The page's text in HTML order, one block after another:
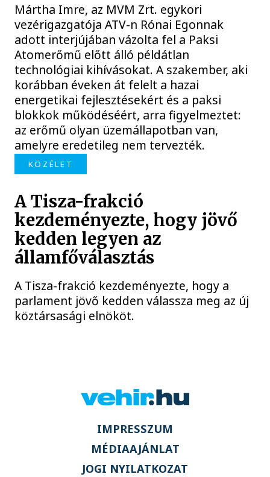
Mártha Imre, az MVM Zrt. egykori
vezérigazgatója ATV-n Rónai Egonnak
adott interjújában vázolta fel a Paksi
Atomerőmű előtt álló példátlan
technológiai kihívásokat. A szakember, aki
korábban éveken át felelt a hazai
energetikai fejlesztésekért és a paksi
blokkok működéséért, arra figyelmeztet:
az erőmű olyan üzemállapotban van,
amelyre eredetileg nem tervezték.
KÖZÉLET
A Tisza-frakció
kezdeményezte, hogy jövő
kedden legyen az
államfőválasztás
A Tisza-frakció kezdeményezte, hogy a
parlament jövő kedden válassza meg az új
köztársasági elnököt.
IMPRESSZUM
MÉDIAAJÁNLAT
JOGI NYILATKOZAT